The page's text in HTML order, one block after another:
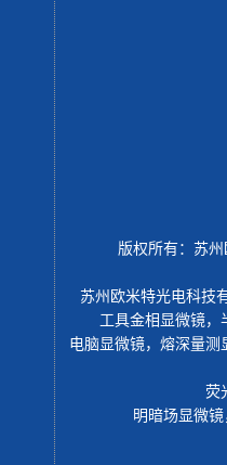
版权所有：苏
苏州欧米特光电科技
工具金相显微镜，
电脑显微镜， 熔深量测
荧
明暗场显微镜